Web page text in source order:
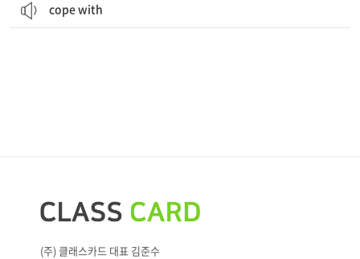
cope with
(주) 클래스카드 대표 김준수